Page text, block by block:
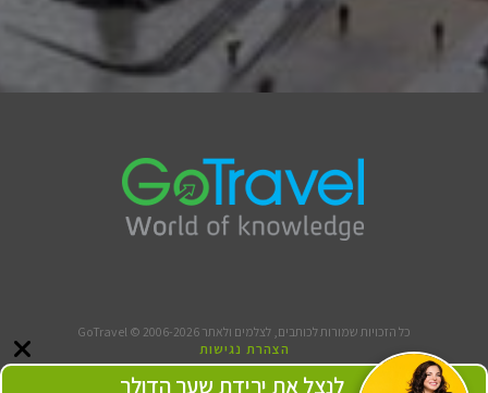
כל הזכויות שמורות לכותבים, לצלמים ולאתר GoTravel © 2006-2026
הצהרת נגישות
תנאי שימוש
לנצל את ירידת שער הדולר